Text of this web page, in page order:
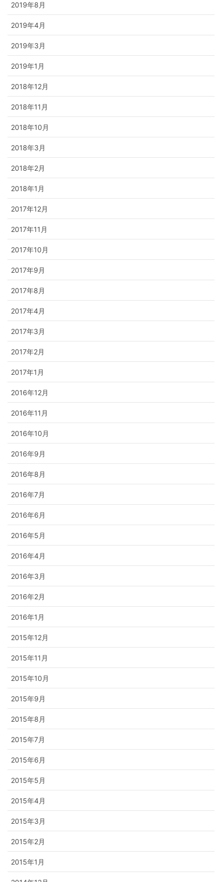
2019年8月
2019年4月
2019年3月
2019年1月
2018年12月
2018年11月
2018年10月
2018年3月
2018年2月
2018年1月
2017年12月
2017年11月
2017年10月
2017年9月
2017年8月
2017年4月
2017年3月
2017年2月
2017年1月
2016年12月
2016年11月
2016年10月
2016年9月
2016年8月
2016年7月
2016年6月
2016年5月
2016年4月
2016年3月
2016年2月
2016年1月
2015年12月
2015年11月
2015年10月
2015年9月
2015年8月
2015年7月
2015年6月
2015年5月
2015年4月
2015年3月
2015年2月
2015年1月